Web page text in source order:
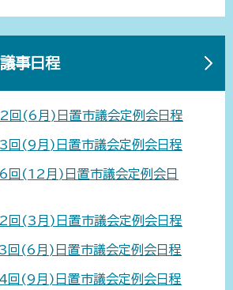
事日程
回(6月)日置市議会定例会日程
回(9月)日置市議会定例会日程
回(12月)日置市議会定例会日
回(3月)日置市議会定例会日程
回(6月)日置市議会定例会日程
回(9月)日置市議会定例会日程